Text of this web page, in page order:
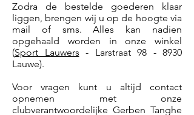
Zodra de bestelde goederen klaar
liggen, brengen wij u op de hoogte via
mail of sms. Alles kan nadien
opgehaald worden in onze winkel
(Sport Lauwers - Larstraat 98 - 8930
Lauwe).
Voor vragen kunt u altijd contact
opnemen met onze
clubverantwoordelijke Gerben Tanghe